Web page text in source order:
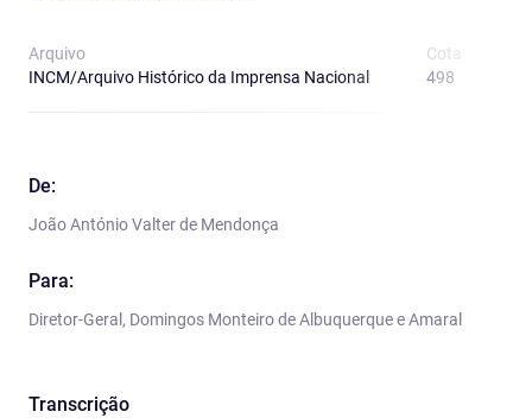
Arquivo
INCM/Arquivo Histórico da Imprensa Nacional
Cota
498
De:
João António Valter de Mendonça
Para:
Diretor-Geral, Domingos Monteiro de Albuquerque e Amaral
Transcrição